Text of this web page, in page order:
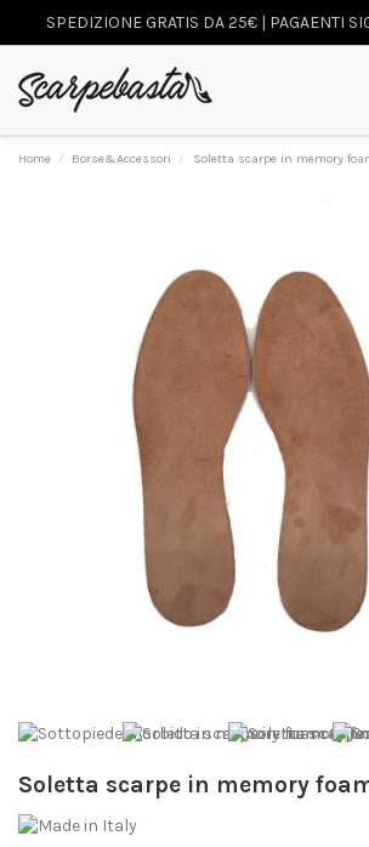
SPEDIZIONE GRATIS DA 25€ | PAGAENTI
Home Borse&Accessori Soletta scarpe in memory
Soletta scarpe in memory